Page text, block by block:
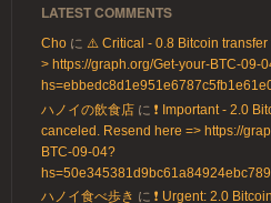
LATEST COMMENTS
Cho に⚠️ Critical - 0.8 Bitcoin
> https://graph.org/Get-your-BTC-09-
ハノイの飲食店 に❗ Important - 2.0
canceled. Resend here => https://
BTC-09-04?
ハノイ食べ歩き に❗ Urgent: 2.0